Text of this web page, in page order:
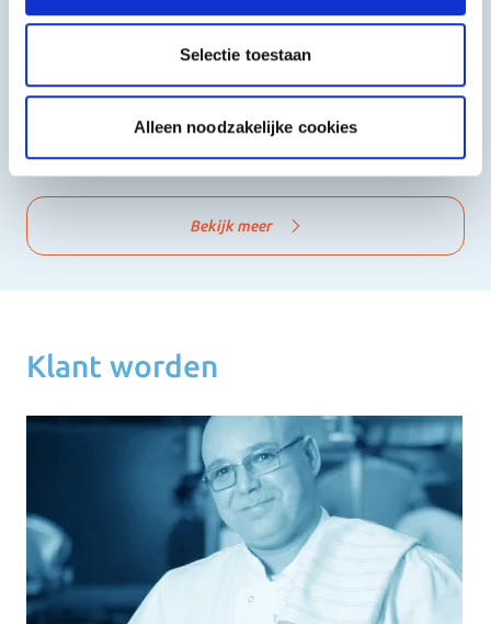
Selectie toestaan
Alleen noodzakelijke cookies
Bekijk meer
Klant worden